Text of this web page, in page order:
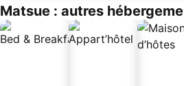
Matsue : autres